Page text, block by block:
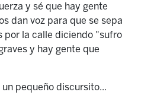
y sé que hay gente
dan voz para que se sepa
por la calle diciendo "sufro
y hay gente que
pequeño discursito...